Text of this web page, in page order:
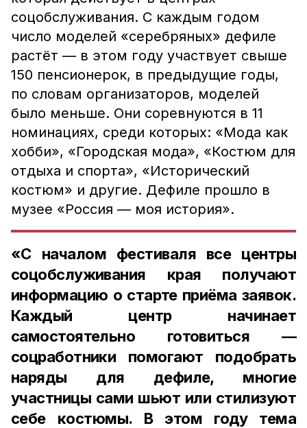
соцобслуживания. С каждым годом
число моделей «серебряных» дефиле
растёт — в этом году участвует свыше
150 пенсионерок, в предыдущие годы,
по словам организаторов, моделей
было меньше. Они соревнуются в 11
номинациях, среди которых: «Мода как
хобби», «Городская мода», «Костюм для
отдыха и спорта», «Исторический
костюм» и другие. Дефиле прошло в
музее «Россия — моя история».
«С началом фестиваля все центры
соцобслуживания края получают
информацию о старте приёма заявок.
Каждый центр начинает
самостоятельно готовиться —
соцработники помогают подобрать
наряды для дефиле, многие
участницы сами шьют или стилизуют
себе костюмы. В этом году тема